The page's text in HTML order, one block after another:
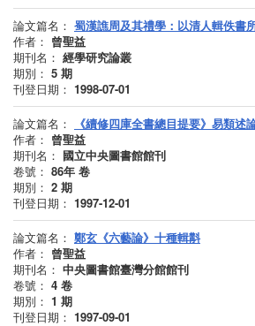
論文篇名： 蜀漢譙周及其禮學：以清人輯佚書
作者： 曾聖益
期刊名： 經學研究論叢
期別： 5 期
刊登日期： 1998-07-01
論文篇名：
《續修四庫全書總目提要》易類述
作者： 曾聖益
期刊名： 國立中央圖書館館刊
卷號： 86年 卷
期別： 2 期
刊登日期： 1997-12-01
論文篇名： 鄭玄《六藝論》十種輯斠
作者： 曾聖益
期刊名： 中央圖書館臺灣分館館刊
卷號： 4 卷
期別： 1 期
刊登日期： 1997-09-01